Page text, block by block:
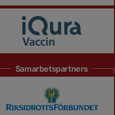
Samarbetspartners